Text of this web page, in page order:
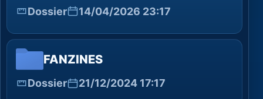
Dossier 14/04/2026 23:17
FANZINES
Dossier 21/12/2024 17:17